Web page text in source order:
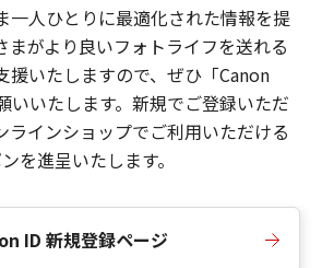
一人ひとりに最適化された情報を提
まがより良いフォトライフを送れる
援いたしますので、ぜひ「Canon
いいたします。新規でご登録いただ
ラインショップでご利用いただける
を進呈いたします。
ID 新規登録ページ